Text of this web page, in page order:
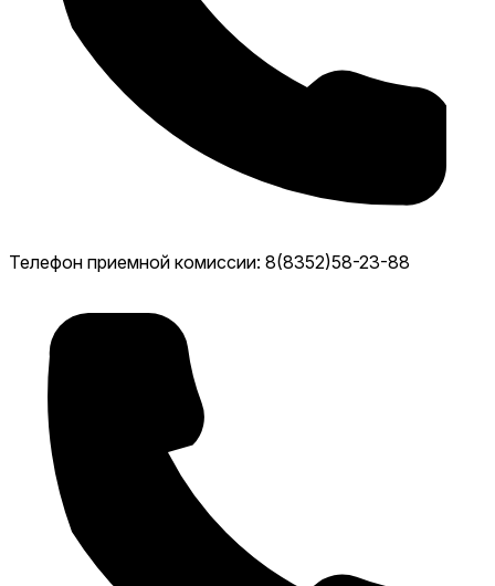
Телефон приемной комиссии: 8(8352)58-23-88